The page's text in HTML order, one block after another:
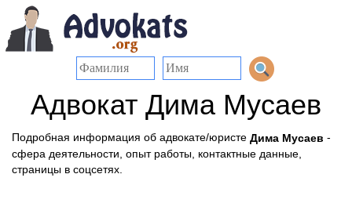
Адвокат Дима Мусаев
Подробная информация об адвокате/юристе Дима Мусаев -
сфера деятельности, опыт работы, контактные данные,
страницы в соцсетях.